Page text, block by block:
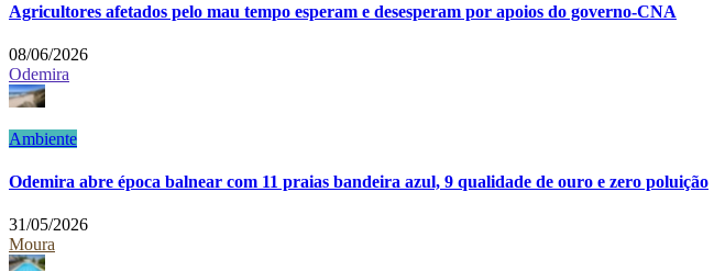
Agricultores afetados pelo mau tempo esperam e desesperam por apoios do governo-CNA
08/06/2026
Odemira
Ambiente
Odemira abre época balnear com 11 praias bandeira azul, 9 qualidade de ouro e zero poluição
31/05/2026
Moura